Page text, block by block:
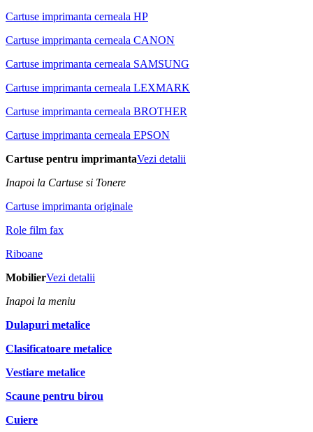
Cartuse imprimanta cerneala HP
Cartuse imprimanta cerneala CANON
Cartuse imprimanta cerneala SAMSUNG
Cartuse imprimanta cerneala LEXMARK
Cartuse imprimanta cerneala BROTHER
Cartuse imprimanta cerneala EPSON
Cartuse pentru imprimantaVezi detalii
Inapoi la Cartuse si Tonere
Cartuse imprimanta originale
Role film fax
Riboane
MobilierVezi detalii
Inapoi la meniu
Dulapuri metalice
Clasificatoare metalice
Vestiare metalice
Scaune pentru birou
Cuiere